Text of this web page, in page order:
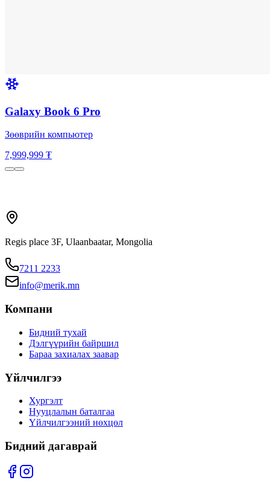
Galaxy Book 6 Pro
Зөөврийн компьютер
7,999,999 ₮
Regis place 3F, Ulaanbaatar, Mongolia
7211 2233
info@merik.mn
Компани
Бидний тухай
Дэлгүүрийн байршил
Бараа захиалах заавар
Үйлчилгээ
Хургэлт
Нууцлалын баталгаа
Үйлчилгээний нөхцөл
Бидний дагаврай